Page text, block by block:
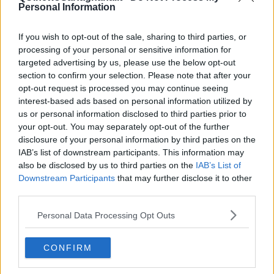
Personal Information
If you wish to opt-out of the sale, sharing to third parties, or
processing of your personal or sensitive information for
targeted advertising by us, please use the below opt-out
section to confirm your selection. Please note that after your
opt-out request is processed you may continue seeing
interest-based ads based on personal information utilized by
us or personal information disclosed to third parties prior to
your opt-out. You may separately opt-out of the further
disclosure of your personal information by third parties on the
IAB’s list of downstream participants. This information may
also be disclosed by us to third parties on the IAB’s List of
Downstream Participants that may further disclose it to other
Personal Data Processing Opt Outs
CONFIRM
sente: “Guarda negli occhi il nemico. Usa la forza e l’intensità del
Inizialmente incerta, ma con la grinta necessaria, sicura di quel che
sta facendo, Elena si siede per terra ed esegue l’esercizio dettato
dal suoMaestrocon naturalezza, segno che è sulla buona strada.
Passa del tempo. Non si sa quanto. Trascorrono ore accumulando
parti di tempo, finché l’uomo non prende Elena da una parte e la
porta all’interno della dimora con queste parole: “Quanti anni mi
dai?”. Elena non sa cosa rispondere a quella domanda inusuale:
“Non saprei… di sicuro sopra gli ottanta…”.
La donna oramai abituata alla sua nudità, non fa caso alle sue
mani, quando la distende sulla stuoia, non avendo mai considerato
alcun tipo di approccio in quel senso. La delicatezza delle mani
impercettibili,senza mai toccare veramente quella pelle
piacere sull’epidermide della donna. “Dovrai allenarti a fare questo
al tuo uomo. Quando sarai in grado di fare questo passaggio, dal
cielo alla terra e viceversa, così come riesco a fare io l’uomo sarà
completamente tuo poiché anche lui proverà tutto questo”.
Giorni e giorni d’immensa fatica, per realizzare le movenze del